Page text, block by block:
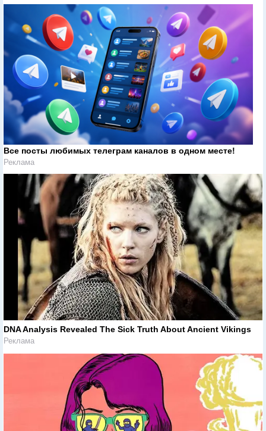
Все посты любимых телеграм каналов в одном месте!
Реклама
DNA Analysis Revealed The Sick Truth About Ancient Vikings
Реклама